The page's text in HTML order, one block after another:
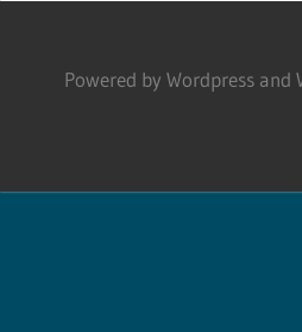
Powered by Wordpress